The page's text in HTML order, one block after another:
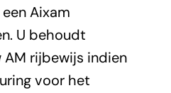
Aixam
U behoudt
rijbewijs indien
voor het